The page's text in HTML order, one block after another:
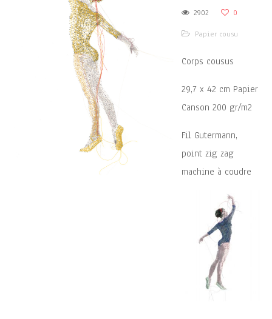
2902 0
Papier cousu
Corps cousus
29,7 x 42 cm Papier
Canson 200 gr/m2
Fil Gutermann,
point zig zag
machine à coudre